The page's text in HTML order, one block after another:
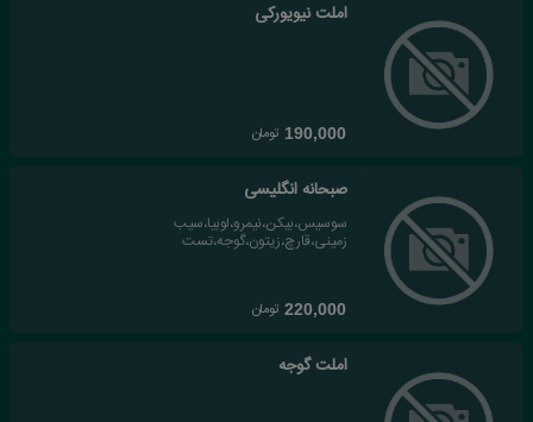
املت نیویورکی
190,000 تومان
صبحانه انگلیسی
سوسیس،بیکن،نیمرو،لوبیا،سیب
زمینی،قارچ،زیتون،گوجه،تست
220,000 تومان
املت گوجه